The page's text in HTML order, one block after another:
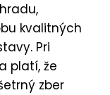
kvalitných
Pri
platí, že
zber